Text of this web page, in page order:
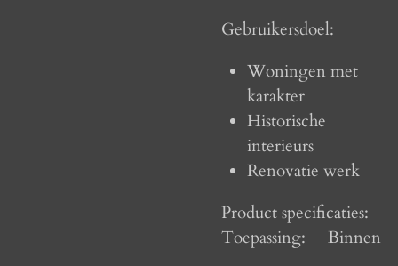
Gebruikersdoel:
Woningen met
karakter
Historische
interieurs
Renovatie werk
Product specificaties:
Toepassing:
Binnen